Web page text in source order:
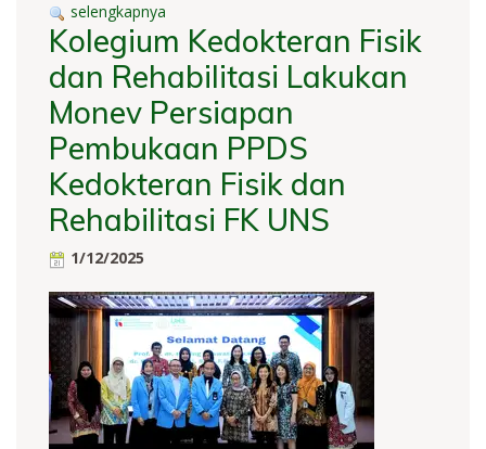
selengkapnya
Kolegium Kedokteran Fisik
dan Rehabilitasi Lakukan
Monev Persiapan
Pembukaan PPDS
Kedokteran Fisik dan
Rehabilitasi FK UNS
1/12/2025